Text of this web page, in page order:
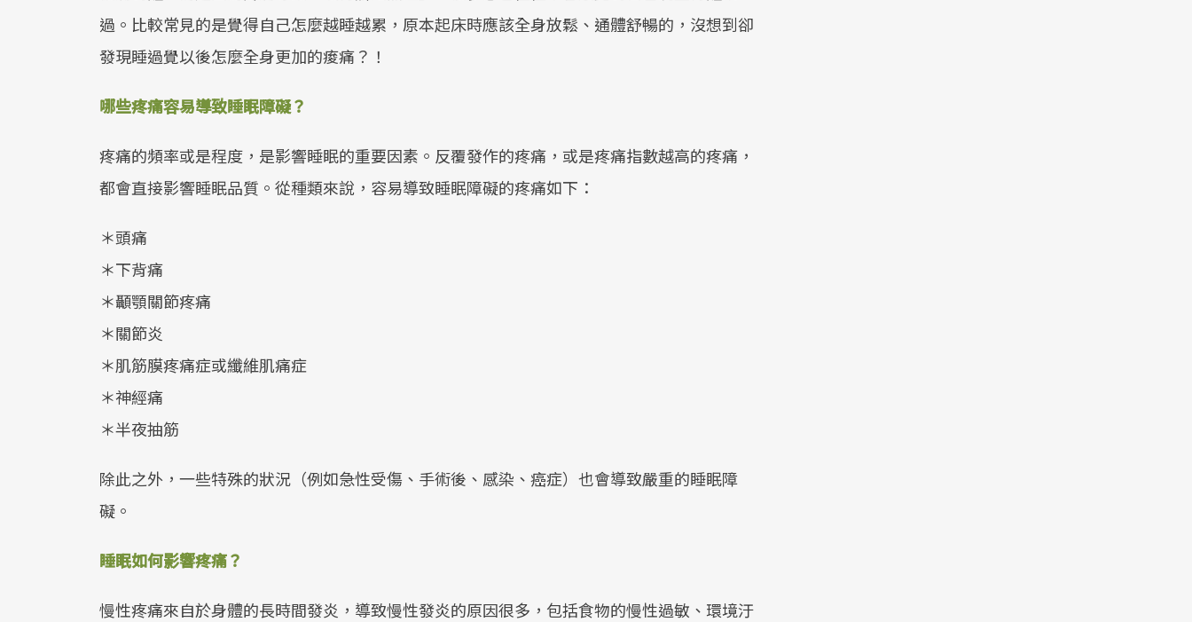
過。比較常見的是覺得自己怎麼越睡越累，原本起床時應該全身放鬆、通體舒暢的，沒想到卻
發現睡過覺以後怎麼全身更加的痠痛？！
哪些疼痛容易導致睡眠障礙？
疼痛的頻率或是程度，是影響睡眠的重要因素。反覆發作的疼痛，或是疼痛指數越高的疼痛，
都會直接影響睡眠品質。從種類來說，容易導致睡眠障礙的疼痛如下：
＊頭痛
＊下背痛
＊顳顎關節疼痛
＊關節炎
＊肌筋膜疼痛症或纖維肌痛症
＊神經痛
＊半夜抽筋
除此之外，一些特殊的狀況（例如急性受傷、手術後、感染、癌症）也會導致嚴重的睡眠障
礙。
睡眠如何影響疼痛？
慢性疼痛來自於身體的長時間發炎，導致慢性發炎的原因很多，包括食物的慢性過敏、環境汙